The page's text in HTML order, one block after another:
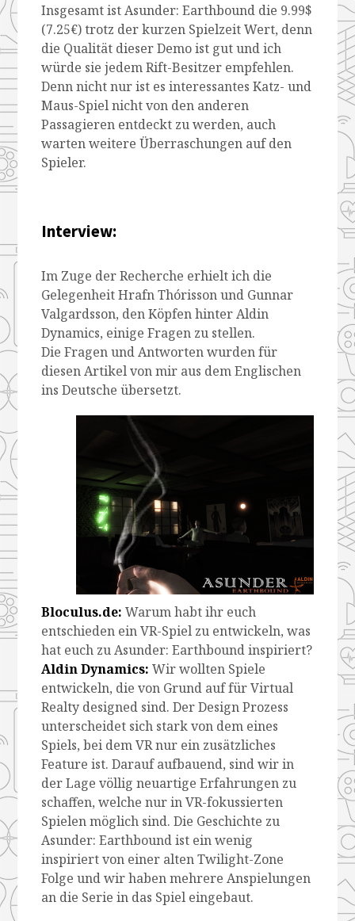
Insgesamt ist Asunder: Earthbound die 9.99$
(7.25€) trotz der kurzen Spielzeit Wert, denn
die Qualität dieser Demo ist gut und ich
würde sie jedem Rift-Besitzer empfehlen.
Denn nicht nur ist es interessantes Katz- und
Maus-Spiel nicht von den anderen
Passagieren entdeckt zu werden, auch
warten weitere Überraschungen auf den
Spieler.
Interview:
Im Zuge der Recherche erhielt ich die
Gelegenheit Hrafn Thórisson und Gunnar
Valgardsson, den Köpfen hinter Aldin
Dynamics, einige Fragen zu stellen.
Die Fragen und Antworten wurden für
diesen Artikel von mir aus dem Englischen
ins Deutsche übersetzt.
Bloculus.de:Warum habt ihr euch
entschieden ein VR-Spiel zu entwickeln, was
hat euch zu Asunder: Earthbound inspiriert?
Aldin Dynamics:Wir wollten Spiele
entwickeln, die von Grund auf für Virtual
Realty designed sind. Der Design Prozess
unterscheidet sich stark von dem eines
Spiels, bei dem VR nur ein zusätzliches
Feature ist. Darauf aufbauend, sind wir in
der Lage völlig neuartige Erfahrungen zu
schaffen, welche nur in VR-fokussierten
Spielen möglich sind. Die Geschichte zu
Asunder: Earthbound ist ein wenig
inspiriert von einer alten Twilight-Zone
Folge und wir haben mehrere Anspielungen
an die Serie in das Spiel eingebaut.